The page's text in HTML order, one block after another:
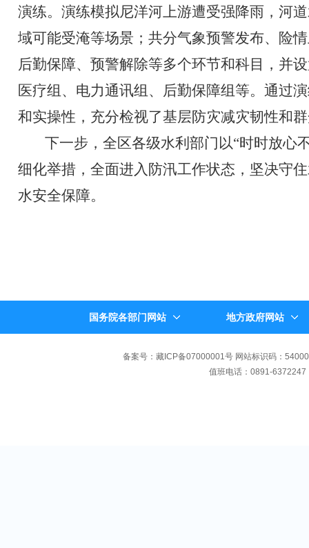
演练。演练模拟尼洋河上游遭受强降雨，河
域可能受淹等场景；共分气象预警发布、险
后勤保障、预警解除等多个环节和科目，并
医疗组、电力通讯组、后勤保障组等。通过
和实操性，充分检视了基层防灾减灾韧性和
下一步，全区各级水利部门以“时时放心
细化举措，全面进入防汛工作状态，坚决守
水安全保障。
国务院各部门网站 地方政府网站
备案号：藏ICP备07000001号 网站标识码：
值班电话：0891-6372247